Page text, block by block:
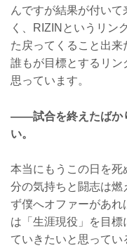
んですが結果が付い
く、RIZINというリン
た戻ってくること出
誰もが目標とするリン
思っています。
——試合を終えたばか
い。
本当にもうこの日を死
分の気持ちと闘志は
ず僕へオファーがあ
は「生涯現役」を目
ていきたいと思って